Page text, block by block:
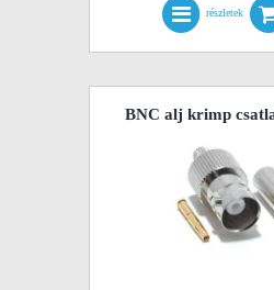
részletek
BNC alj krimp